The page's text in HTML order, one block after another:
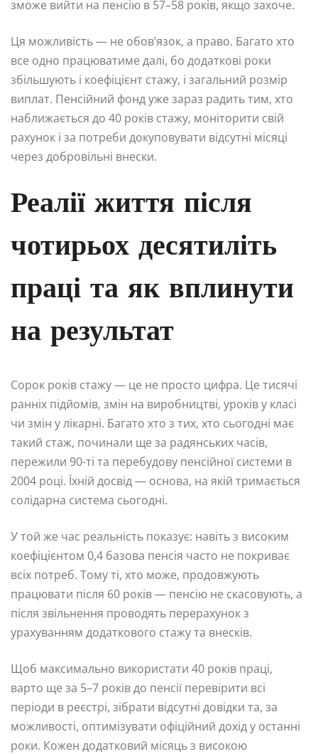
зможе вийти на пенсію в 57–58 років, якщо захоче.
Ця можливість — не обов’язок, а право. Багато хто
все одно працюватиме далі, бо додаткові роки
збільшують і коефіцієнт стажу, і загальний розмір
виплат. Пенсійний фонд уже зараз радить тим, хто
наближається до 40 років стажу, моніторити свій
рахунок і за потреби докуповувати відсутні місяці
через добровільні внески.
Реалії життя після
чотирьох десятиліть
праці та як вплинути
на результат
Сорок років стажу — це не просто цифра. Це тисячі
ранніх підйомів, змін на виробництві, уроків у класі
чи змін у лікарні. Багато хто з тих, хто сьогодні має
такий стаж, починали ще за радянських часів,
пережили 90-ті та перебудову пенсійної системи в
2004 році. Їхній досвід — основа, на якій тримається
солідарна система сьогодні.
У той же час реальність показує: навіть з високим
коефіцієнтом 0,4 базова пенсія часто не покриває
всіх потреб. Тому ті, хто може, продовжують
працювати після 60 років — пенсію не скасовують, а
після звільнення проводять перерахунок з
урахуванням додаткового стажу та внесків.
Щоб максимально використати 40 років праці,
варто ще за 5–7 років до пенсії перевірити всі
періоди в реєстрі, зібрати відсутні довідки та, за
можливості, оптимізувати офіційний дохід у останні
роки. Кожен додатковий місяць з високою